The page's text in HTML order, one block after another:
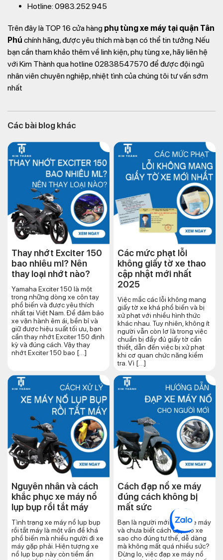
Hotline: 0983.252.945
Trên đây là TOP 16 cửa hàng phụ tùng xe máy tại quận Tân
Phú chính hãng, được yêu thích mà bạn có thể tin tưởng. Nếu
bạn cần tham khảo thêm về linh kiện, phụ tùng xe, hãy liên hệ
với Kim Thành qua hotline 02838547570 để được đội ngũ
nhân viên chuyên nghiệp, nhiệt tình của chúng tôi tư vấn sớm
nhất
Các bài blog khác
Thay nhớt Exciter 150
bao nhiêu ml? Nên
thay loại nhớt nào?
Yamaha Exciter 150 là một
trong những dòng xe côn tay
phổ biến và được yêu thích
nhất tại Việt Nam. Để đảm bảo
xe vận hành êm ái, bền bỉ và
giữ được hiệu suất tối ưu, bạn
cần thay nhớt Exciter 150 định
kỳ và đúng cách. Vậy thay
nhớt Exciter 150 bao […]
Các mức phạt lỗi
không giấy tờ xe thao
cập nhật mới nhất
2025
Việc mắc các lỗi không mang
giấy tờ xe khá phổ biến và bị
xử phạt với nhiều hình thức
khác nhau. Tuy nhiên, không ít
người vẫn còn lơ là trong việc
chuẩn bị đầy đủ giấy tờ cần
thiết, dẫn đến việc bị xử phạt
khi cơ quan chức năng kiểm
tra. Vì […]
Nguyên nhân và cách
khắc phục xe máy nổ
lụp bụp rồi tắt máy
Tình trạng xe máy nổ lụp bụp
rồi tắt máy là một vấn đề khá
phổ biến mà nhiều người đi xe
máy gặp phải. Hiện tượng xe
nổ lụp bụp này còn tiềm ẩn
Cách đạp nổ xe máy
đúng cách​ không bị
mất sức
Bạn là người mới tập đi xe máy
và chưa biết cách đạp nổ xe
sao cho đúng tư thế, dễ dàng
mà không mất quá nhiều sức?
Đừng lo, việc đạp xe máy nổ